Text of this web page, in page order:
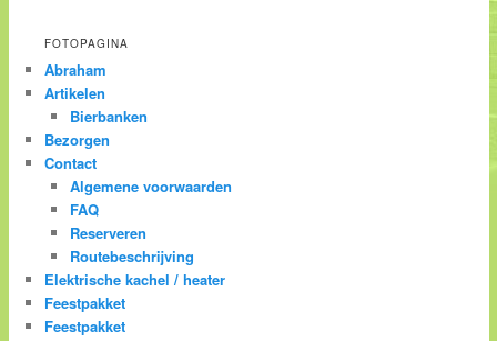
FOTOPAGINA
Abraham
Artikelen
Bierbanken
Bezorgen
Contact
Algemene voorwaarden
FAQ
Reserveren
Routebeschrijving
Elektrische kachel / heater
Feestpakket
Feestpakket